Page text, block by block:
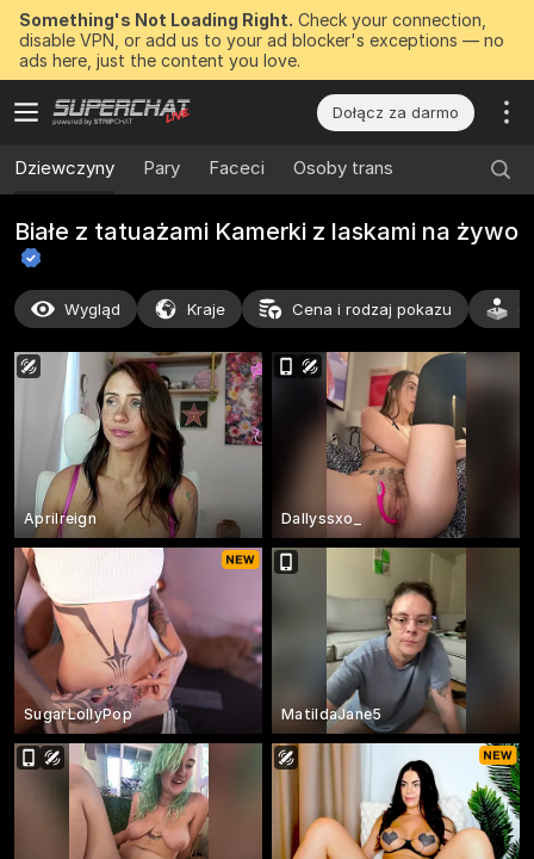
Something's Not Loading Right. Check your connection,
disable VPN, or add us to your ad blocker's exceptions — no
ads here, just the content you love.
Dołącz za darmo
Dziewczyny Pary Faceci Osoby trans
Białe z tatuażami Kamerki z laskami na żywo
Wygląd Kraje Cena i rodzaj pokazu
Aprilreign Dallyssxo_
SugarLollyPop MatildaJane5